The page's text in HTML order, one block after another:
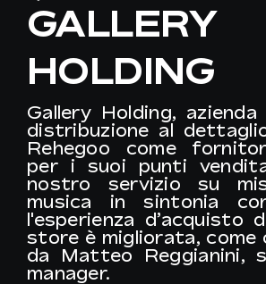
GALLERY
HOLDING
Gallery Holding, azienda
distribuzione al
Rehegoo come
per i suoi punti
nostro servizio su
musica in sintonia
l'esperienza d’acquisto
store è migliorata, come
da Matteo Reggianini,
manager.